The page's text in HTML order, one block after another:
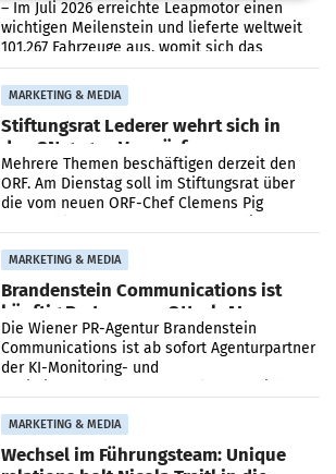
überschreitet die 100.000er-Marke
– Im Juli 2026 erreichte Leapmotor einen
wichtigen Meilenstein und lieferte weltweit
101.267 Fahrzeuge aus, womit sich das
Ergebnis gegenüber Juli 2025 mehr als
verdoppelte (+102
MARKETING & MEDIA
Stiftungsrat Lederer wehrt sich in
den SN gegen Vorwürfe
Mehrere Themen beschäftigen derzeit den
ORF. Am Dienstag soll im Stiftungsrat über
die vom neuen ORF-Chef Clemens Pig
MARKETING & MEDIA
Brandenstein Communications ist
künftig Partner von OtterlyAI
Die Wiener PR-Agentur Brandenstein
Communications ist ab sofort Agenturpartner
der KI-Monitoring- und
MARKETING & MEDIA
Wechsel im Führungsteam: Unique